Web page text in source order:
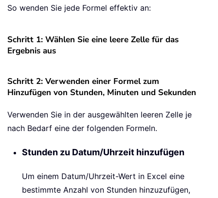
So wenden Sie jede Formel effektiv an:
Schritt 1: Wählen Sie eine leere Zelle für das
Ergebnis aus
Schritt 2: Verwenden einer Formel zum
Hinzufügen von Stunden, Minuten und Sekunden
Verwenden Sie in der ausgewählten leeren Zelle je
nach Bedarf eine der folgenden Formeln.
Stunden zu Datum/Uhrzeit hinzufügen
Um einem Datum/Uhrzeit-Wert in Excel eine
bestimmte Anzahl von Stunden hinzuzufügen,